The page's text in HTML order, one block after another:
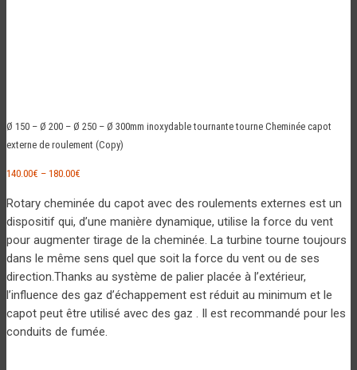
Ø 150 – Ø 200 – Ø 250 – Ø 300mm inoxydable tournante tourne Cheminée capot
externe de roulement (Copy)
140.00€ – 180.00€
Rotary cheminée du capot avec des roulements externes est un
dispositif qui, d’une manière dynamique, utilise la force du vent
pour augmenter tirage de la cheminée. La turbine tourne toujours
dans le même sens quel que soit la force du vent ou de ses
direction.Thanks au système de palier placée à l’extérieur,
l’influence des gaz d’échappement est réduit au minimum et le
capot peut être utilisé avec des gaz . Il est recommandé pour les
conduits de fumée.